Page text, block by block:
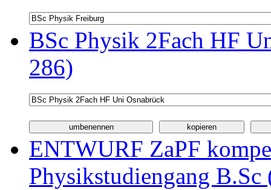
BSc Physik 2Fach HF
286)
ENTWURF ZaPF
Physikstudiengang